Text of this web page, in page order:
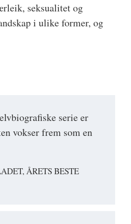
serie er
vokser frem som en
ÅRETS BESTE
seksualitet og
i ulike former, og